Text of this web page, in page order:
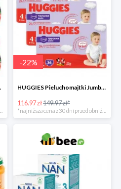
6 sztuk
przed obniżką
-22%
HUGGIES Pieluchomajtki Jumbo 4 3x36szt.
116.97 zł149.97 zł*
*najniższa cena z 30 dni przed obniżką